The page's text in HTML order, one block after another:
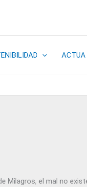
ACTUA
Milagros, el mal no